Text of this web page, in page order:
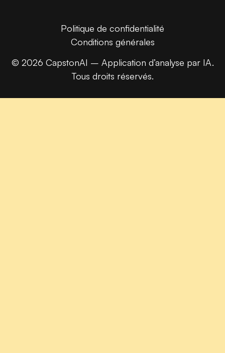
Politique de confidentialité
© 2026 CapstonAI – Application d’analyse par IA.
Tous droits réservés.
Conditions générales